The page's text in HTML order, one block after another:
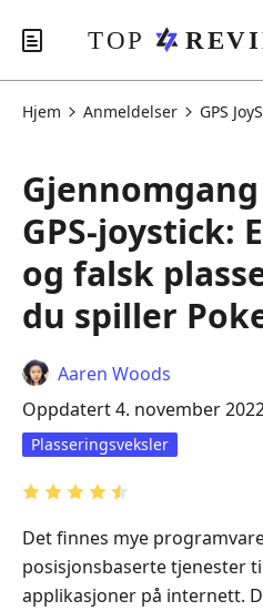
Hjem Anmeldelser GPS
GPS-joystick:
og falsk
du spiller
Aaren Woods
Oppdatert 4. november
Plasseringsveksler
Det finnes mye
posisjonsbaserte tjenester
applikasjoner på internett.